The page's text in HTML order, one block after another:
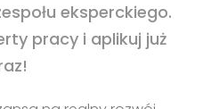
eksperckiego.
pracy i aplikuj już